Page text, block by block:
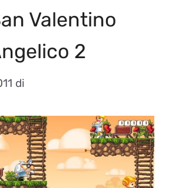
Valentino
2
di